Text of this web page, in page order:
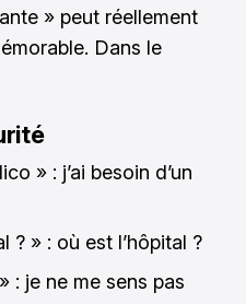
» peut réellement
Dans le
» : j’ai besoin d’un
? » : où est l’hôpital ?
: je ne me sens pas